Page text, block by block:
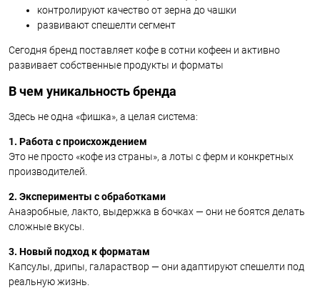
контролируют качество от зерна до чашки
развивают спешелти сегмент
Сегодня бренд поставляет кофе в сотни кофеен и активно
развивает собственные продукты и форматы
В чем уникальность бренда
Здесь не одна «фишка», а целая система:
1. Работа с происхождением
Это не просто «кофе из страны», а лоты с ферм и конкретных
производителей.
2. Эксперименты с обработками
Анаэробные, лакто, выдержка в бочках — они не боятся делать
сложные вкусы.
3. Новый подход к форматам
Капсулы, дрипы, галараствор — они адаптируют спешелти под
реальную жизнь.